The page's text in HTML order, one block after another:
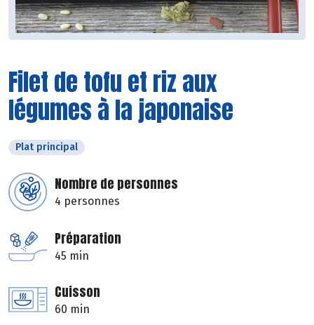
Filet de tofu et riz aux
légumes à la japonaise
Plat principal
Nombre de personnes
4 personnes
Préparation
45 min
Cuisson
60 min